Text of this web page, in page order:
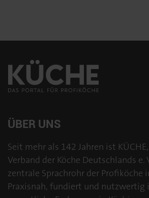
ÜBER UNS
Seit mehr als 142 Jahren ist
Verband der Köche Deutschlands e.
zentrale Sprachrohr der Profiköche
Praxisnah, fundiert und nutzwertig